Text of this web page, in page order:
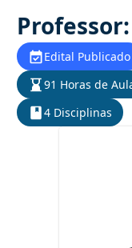
Edital Publicado
91 Horas de
4 Disciplinas